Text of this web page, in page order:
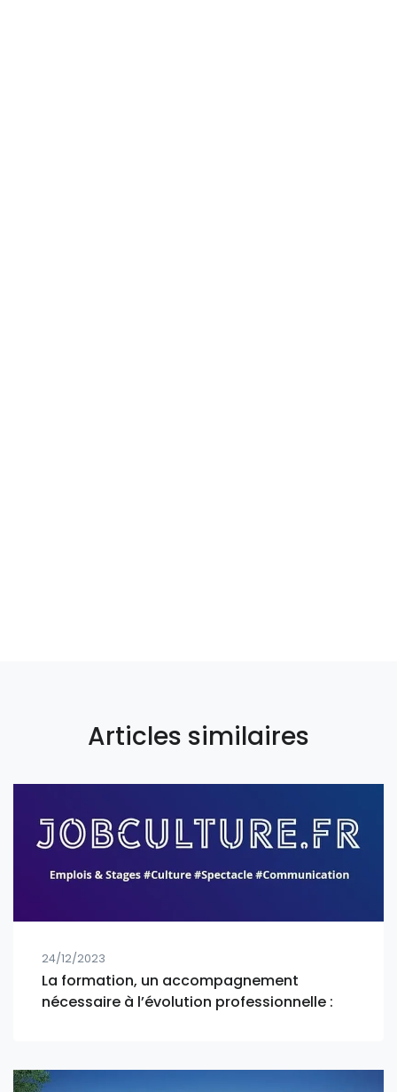
Articles similaires
24/12/2023
La formation, un accompagnement
nécessaire à l’évolution professionnelle :